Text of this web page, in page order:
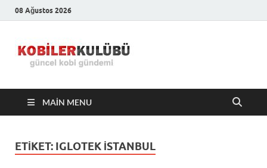
08 Ağustos 2026
Kulübü –
En Güncel
Kobi
MAIN MENU
ETIKET: IGLOTEK ISTANBUL